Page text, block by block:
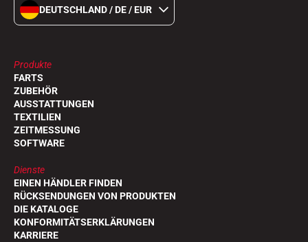
DEUTSCHLAND / DE / EUR
Produkte
FARTS
ZUBEHÖR
AUSSTATTUNGEN
TEXTILIEN
ZEITMESSUNG
SOFTWARE
Dienste
EINEN HÄNDLER FINDEN
RÜCKSENDUNGEN VON PRODUKTEN
DIE KATALOGE
KONFORMITÄTSERKLÄRUNGEN
KARRIERE